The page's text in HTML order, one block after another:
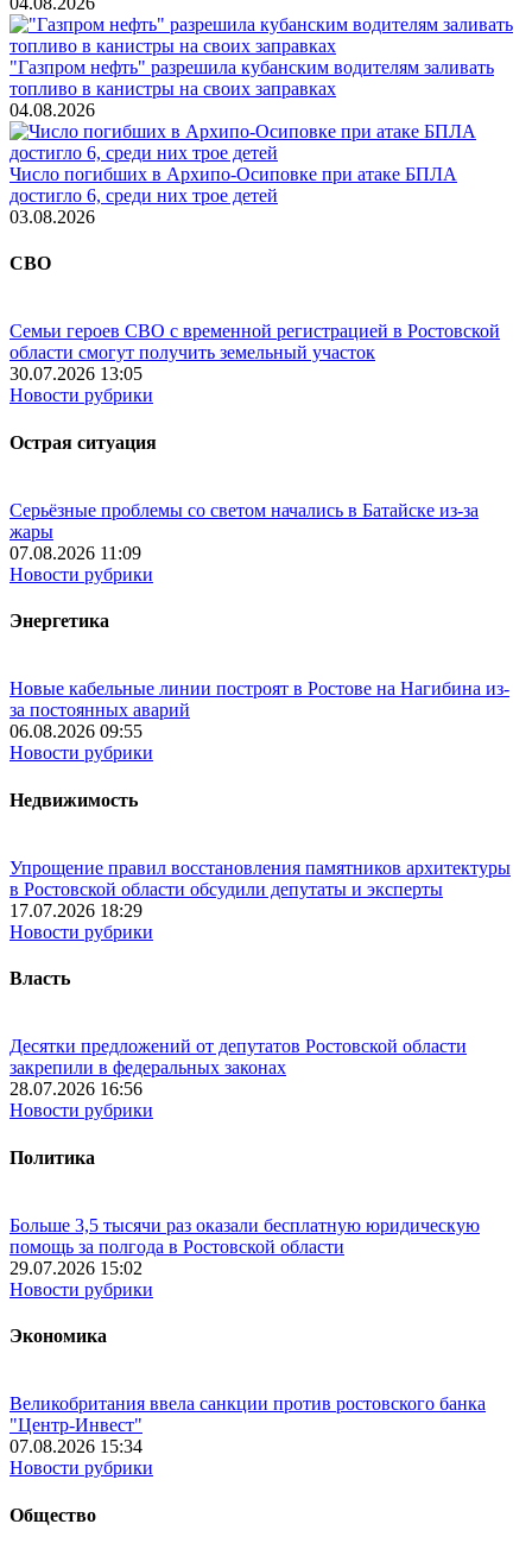
"Газпром нефть" разрешила кубанским водителям заливать
топливо в канистры на своих заправках
04.08.2026
Число погибших в Архипо-Осиповке при атаке БПЛА
достигло 6, среди них трое детей
03.08.2026
СВО
Семьи героев СВО с временной регистрацией в Ростовской
области смогут получить земельный участок
30.07.2026 13:05
Новости рубрики
Острая ситуация
Серьёзные проблемы со светом начались в Батайске из-за
жары
07.08.2026 11:09
Новости рубрики
Энергетика
Новые кабельные линии построят в Ростове на Нагибина из-
за постоянных аварий
06.08.2026 09:55
Новости рубрики
Недвижимость
Упрощение правил восстановления памятников архитектуры
в Ростовской области обсудили депутаты и эксперты
17.07.2026 18:29
Новости рубрики
Власть
Десятки предложений от депутатов Ростовской области
закрепили в федеральных законах
28.07.2026 16:56
Новости рубрики
Политика
Больше 3,5 тысячи раз оказали бесплатную юридическую
помощь за полгода в Ростовской области
29.07.2026 15:02
Новости рубрики
Экономика
Великобритания ввела санкции против ростовского банка
"Центр-Инвест"
07.08.2026 15:34
Новости рубрики
Общество